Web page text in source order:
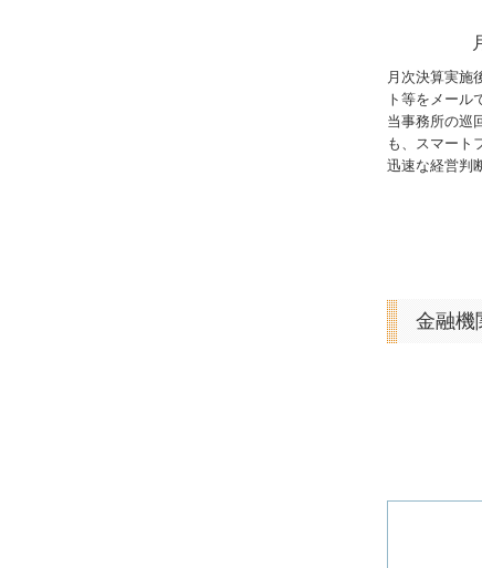
月次決算実施
ト等をメール
当事務所の巡
も、スマート
迅速な経営判
金融機